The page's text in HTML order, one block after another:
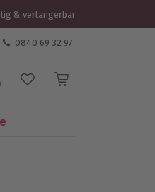
& verlängerbar
0840 69 32 97